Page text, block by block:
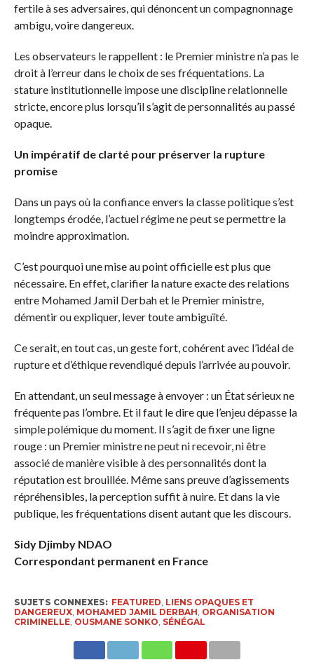
fertile à ses adversaires, qui dénoncent un compagnonnage
ambigu, voire dangereux.
Les observateurs le rappellent : le Premier ministre n’a pas le
droit à l’erreur dans le choix de ses fréquentations. La
stature institutionnelle impose une discipline relationnelle
stricte, encore plus lorsqu’il s’agit de personnalités au passé
opaque.
Un impératif de clarté pour préserver la rupture
promise
Dans un pays où la confiance envers la classe politique s’est
longtemps érodée, l’actuel régime ne peut se permettre la
moindre approximation.
C’est pourquoi une mise au point officielle est plus que
nécessaire. En effet, clarifier la nature exacte des relations
entre Mohamed Jamil Derbah et le Premier ministre,
démentir ou expliquer, lever toute ambiguïté.
Ce serait, en tout cas, un geste fort, cohérent avec l’idéal de
rupture et d’éthique revendiqué depuis l’arrivée au pouvoir.
En attendant, un seul message à envoyer : un État sérieux ne
fréquente pas l’ombre. Et il faut le dire que l’enjeu dépasse la
simple polémique du moment. Il s’agit de fixer une ligne
rouge : un Premier ministre ne peut ni recevoir, ni être
associé de manière visible à des personnalités dont la
réputation est brouillée. Même sans preuve d’agissements
répréhensibles, la perception suffit à nuire. Et dans la vie
publique, les fréquentations disent autant que les discours.
Sidy Djimby NDAO
Correspondant permanent en France
SUJETS CONNEXES: FEATURED LIENS OPAQUES ET
DANGEREUX, MOHAMED JAMIL DERBAH ORGANISATION
CRIMINELLE, OUSMANE SONKO SÉNÉGAL